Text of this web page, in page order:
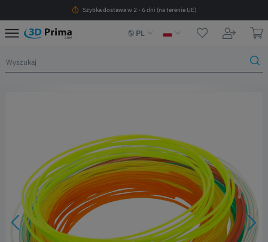
Szybka dostawa w 2 - 6 dni (na terenie UE)
PL